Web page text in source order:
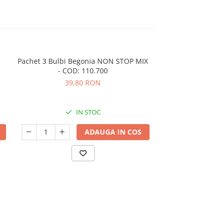
Pachet 3 Bulbi Begonia NON STOP MIX
- COD: 110.700
39,80 RON
IN STOC
ADAUGA IN COS